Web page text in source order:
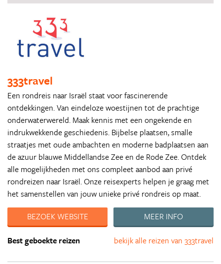
333travel
Een rondreis naar Israël staat voor fascinerende
ontdekkingen. Van eindeloze woestijnen tot de prachtige
onderwaterwereld. Maak kennis met een ongekende en
indrukwekkende geschiedenis. Bijbelse plaatsen, smalle
straatjes met oude ambachten en moderne badplaatsen aan
de azuur blauwe Middellandse Zee en de Rode Zee. Ontdek
alle mogelijkheden met ons compleet aanbod aan privé
rondreizen naar Israël. Onze reisexperts helpen je graag met
het samenstellen van jouw unieke privé rondreis op maat.
BEZOEK WEBSITE
MEER INFO
bekijk alle reizen van 333travel
Best geboekte reizen